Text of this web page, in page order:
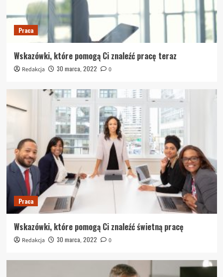
Praca
Wskazówki, które pomogą Ci znaleźć pracę teraz
Redakcja 30 marca, 2022 0
Praca
Wskazówki, które pomogą Ci znaleźć świetną pracę
Redakcja 30 marca, 2022 0